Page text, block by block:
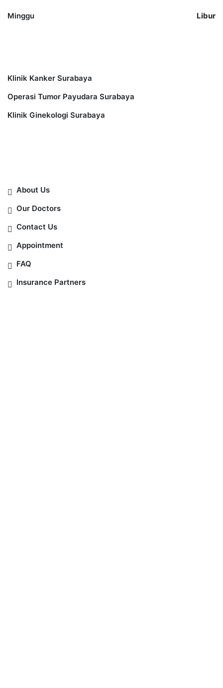
Minggu Libur
Klinik Kanker Surabaya
Operasi Tumor Payudara Surabaya
Klinik Ginekologi Surabaya
About Us
Our Doctors
Contact Us
Appointment
FAQ
Insurance Partners